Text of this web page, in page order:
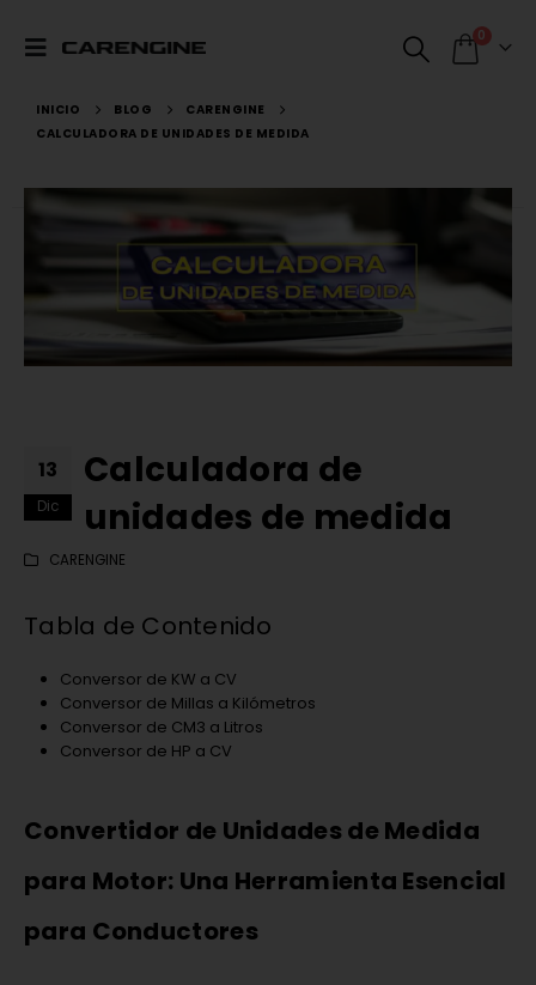
0
INICIO BLOG
CARENGINE
CALCULADORA DE UNIDADES DE MEDIDA
13
Dic
Calculadora de
unidades de medida
CARENGINE
Tabla de Contenido
Conversor de KW a CV
Conversor de Millas a Kilómetros
Conversor de CM3 a Litros
Conversor de HP a CV
Convertidor de Unidades de Medida
para Motor: Una Herramienta Esencial
para Conductores